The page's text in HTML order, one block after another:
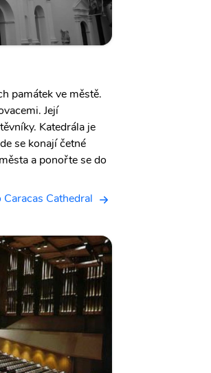
památek ve městě.
Její
Katedrála je
se konají četné
a ponořte se do
Cathedral